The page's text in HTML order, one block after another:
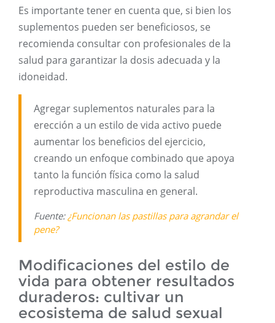
Es importante tener en cuenta que, si bien los
suplementos pueden ser beneficiosos, se
recomienda consultar con profesionales de la
salud para garantizar la dosis adecuada y la
idoneidad.
Agregar suplementos naturales para la
erección a un estilo de vida activo puede
aumentar los beneficios del ejercicio,
creando un enfoque combinado que apoya
tanto la función física como la salud
reproductiva masculina en general.
Fuente:¿Funcionan las pastillas para agrandar el
pene?
Modificaciones del estilo de
vida para obtener resultados
duraderos: cultivar un
ecosistema de salud sexual